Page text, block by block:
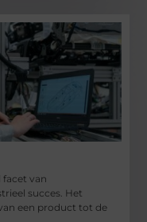
facet van
succes. Het
een product tot de